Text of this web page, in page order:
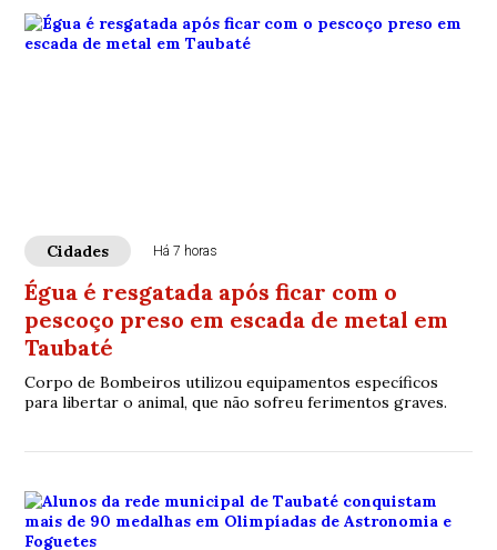
Cidades Há 7 horas
Égua é resgatada após ficar com o
pescoço preso em escada de metal em
Taubaté
Corpo de Bombeiros utilizou equipamentos específicos
para libertar o animal, que não sofreu ferimentos graves.